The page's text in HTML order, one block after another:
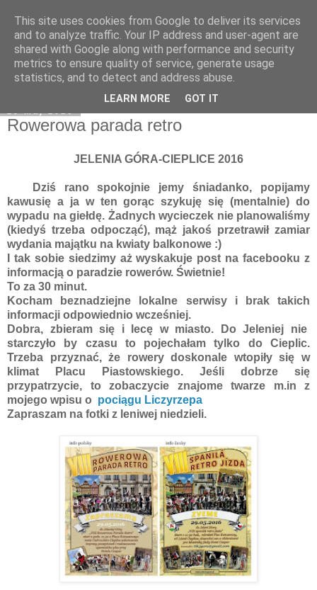
Moje miejsce
Rowerowa parada retro
JELENIA GÓRA-CIEPLICE 2016
Dziś rano spokojnie jemy śniadanko, popijamy
kawusię a ja w ten gorąc szykuję się (mentalnie) do
wypadu na giełdę. Żadnych wycieczek nie planowaliśmy
(kiedyś trzeba odpocząć), mąż jakoś przetrawił zamiar
wydania majątku na kwiaty balkonowe :)
I tak sobie siedzimy aż wyskakuje post na facebooku z
informacją o paradzie rowerów. Świetnie!
To za 30 minut.
Kocham beznadziejne lokalne serwisy i brak takich
informacji odpowiednio wcześniej.
Dobra, zbieram się i lecę w miasto. Do Jeleniej nie
starczyło by czasu to pojechałam tylko do Cieplic.
Trzeba przyznać, że rowery doskonale wtopiły się w
klimat Placu Piastowskiego. Jeśli dobrze się
przypatrzycie, to zobaczycie znajome twarze m.in z
mojego wpisu o pociągu Liczyrzepa
Zapraszam na fotki z leniwej niedzieli.
This site uses cookies from Google to deliver its services
and to analyze traffic. Your IP address and user-agent are
shared with Google along with performance and security
metrics to ensure quality of service, generate usage
statistics, and to detect and address abuse.
LEARN MORE GOT IT